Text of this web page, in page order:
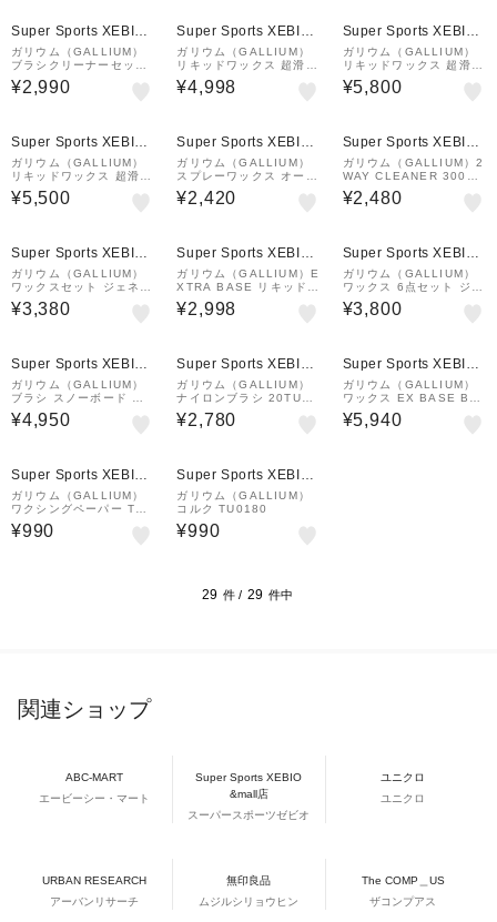
Super Sports XEBIO
&mall店
ガリウム（GALLIUM）
ブラシクリーナーセット
SX0011 ブラシ洗浄 ト
レイ チューンナップ メ
¥2,990
Super Sports XEBIO
&mall店
ガリウム（GALLIUM）
リキッドワックス 超滑走
HYBRID HF LIQUID PI
NK SW2257 60ml
¥4,998
Super Sports XEBIO
&mall店
ガリウム（GALLIUM）
リキッドワックス 超滑走
HYBRID HF LIQUID VI
OLET SW2256 60ml
¥5,800
Super Sports XEBIO
&mall店
ガリウム（GALLIUM）
リキッドワックス 超滑走
HYBRID HF LIQUID B
LUE SW2255 60ml
¥5,500
Super Sports XEBIO
&mall店
ガリウム（GALLIUM）
スプレーワックス オール
ラウンドワックス G220
SX0012 220ml 全雪質
¥2,420
Super Sports XEBIO
&mall店
ガリウム（GALLIUM）2
WAY CLEANER 300ml
SX0008 クリーナー ベ
ースワックス WAX スプ
¥2,480
Super Sports XEBIO
&mall店
ガリウム（GALLIUM）
ワックスセット ジェネラ
ル GENERAL・G ペー
スト セット SX0016
¥3,380
Super Sports XEBIO
&mall店
ガリウム（GALLIUM）E
XTRA BASE リキッド
PK SW2260
¥2,998
Super Sports XEBIO
&mall店
ガリウム（GALLIUM）
ワックス 6点セット ジェ
ネラル・G ファミリーセ
ット GENERAL・G Fa
¥3,800
Super Sports XEBIO
&mall店
ガリウム（GALLIUM）
ブラシ スノーボード ス
キー ボア&ナイロン ミッ
クスブラシ TU0207 メ
¥4,950
Super Sports XEBIO
&mall店
ガリウム（GALLIUM）
ナイロンブラシ 20TU01
64
¥2,780
Super Sports XEBIO
&mall店
ガリウム（GALLIUM）
ワックス EX BASE BL
UE 500g SW2082
¥5,940
Super Sports XEBIO
&mall店
ガリウム（GALLIUM）
ワクシングペーパー TU0
198
¥990
Super Sports XEBIO
&mall店
ガリウム（GALLIUM）
コルク TU0180
¥990
29 件 / 29 件中
関連ショップ
ABC-MART
エービーシー・マート
Super Sports XEBIO
&mall店
スーパースポーツゼビオ
ユニクロ
ユニクロ
URBAN RESEARCH
アーバンリサーチ
無印良品
ムジルシリョウヒン
The COMP＿US
ザコンプアス